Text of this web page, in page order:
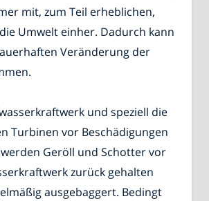
mit, zum Teil erheblichen,
Umwelt einher. Dadurch kann
Veränderung der
und speziell die
Turbinen vor Beschädigungen
Geröll und Schotter vor
zurück gehalten
ausgebaggert. Bedingt